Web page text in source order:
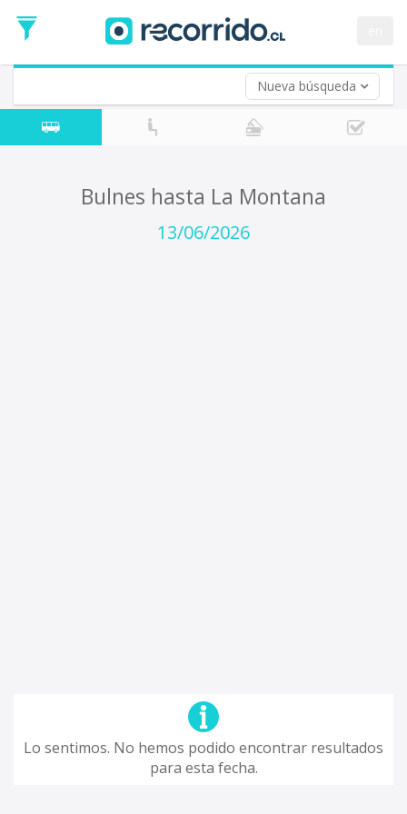
Nueva búsqueda
de
Ida
Vuelta (opcional)
Fecha
de
Bulnes hasta La Montana
13/06/2026
Lo sentimos. No hemos podido encontrar resultados
para esta fecha.